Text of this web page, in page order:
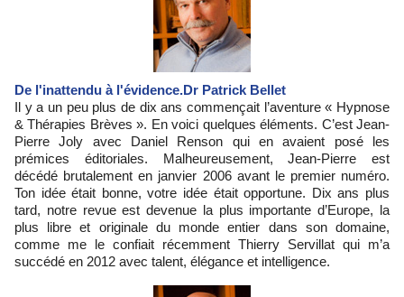
De l'inattendu à l'évidence.Dr Patrick Bellet
Il y a un peu plus de dix ans commençait l’aventure « Hypnose
& Thérapies Brèves ». En voici quelques éléments. C’est Jean-
Pierre Joly avec Daniel Renson qui en avaient posé les
prémices éditoriales. Malheureusement, Jean-Pierre est
décédé brutalement en janvier 2006 avant le premier numéro.
Ton idée était bonne, votre idée était opportune. Dix ans plus
tard, notre revue est devenue la plus importante d’Europe, la
plus libre et originale du monde entier dans son domaine,
comme me le confiait récemment Thierry Servillat qui m’a
succédé en 2012 avec talent, élégance et intelligence.